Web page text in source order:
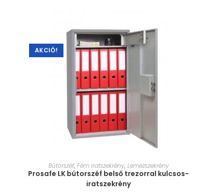
AKCIÓ!
MÉRET VÁLASZTÁSA
Bútorszéf, Fém iratszekrény, Lemezszekrény
Prosafe LK bútorszéf belső trezorral kulcsos-
iratszekrény